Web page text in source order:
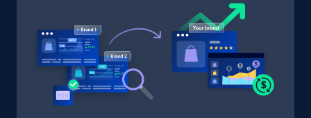
URL, Product id, Title, Product description,
Rating, Reviews count, Initial price, Discount,
and more.
1.3K+